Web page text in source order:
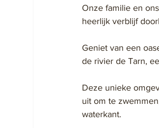
Onze familie en
heerlijk verblijf
Geniet van een
de rivier de Tarn,
Deze unieke
uit om te
waterkant.